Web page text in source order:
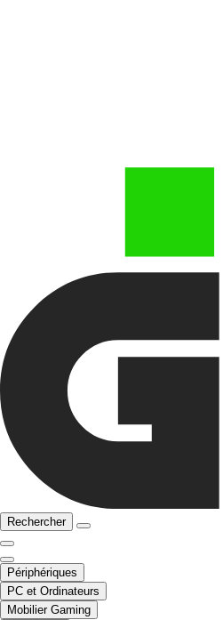
Rechercher
Périphériques
PC et Ordinateurs
Mobilier Gaming